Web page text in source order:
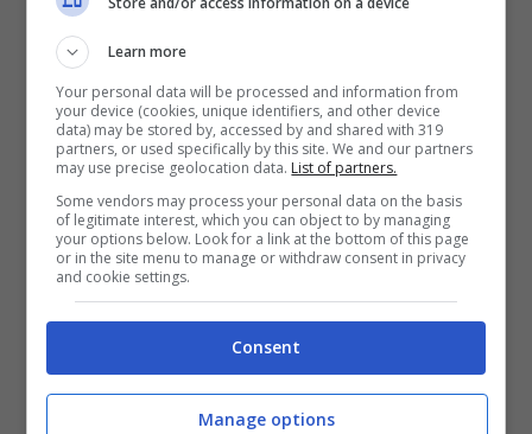
tradizione texanadel genere che si poneva
incontrapposizione
nato sulle sponde del fiume.
Il blues nato dagli schiavi d’America si fonde
con Winter ai suoni stridenti
dell’amplificazione; un mix tra suoni
tradizionali e moderni che segnano tutta la
sua produzione musicale e creano uno stile
particolarmente evocativo.
Learn more
Your personal data will be processed and information from
your device (cookies, unique identifiers, and other device
data) may be stored by, accessed by and shared with 319
partners, or used specifically by this site. We and our partners
may use precise geolocation data. List of partners.
Some vendors may process your personal data on the basis
of legitimate interest, which you can object to by managing
your options below. Look for a link at the bottom of this page
or in the site menu to manage or withdraw consent in privacy
and cookie settings.
Consent
Manage options